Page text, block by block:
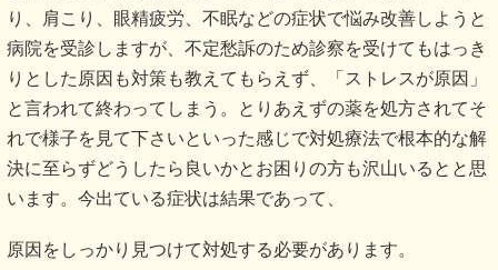
り、肩こり、眼精疲労、不眠などの症状で悩み改善しようと
病院を受診しますが、不定愁訴のため診察を受けてもはっき
りとした原因も対策も教えてもらえず、「ストレスが原因」
と言われて終わってしまう。とりあえずの薬を処方されてそ
れで様子を見て下さいといった感じで対処療法で根本的な解
決に至らずどうしたら良いかとお困りの方も沢山いるとと思
います。今出ている症状は結果であって、
原因をしっかり見つけて対処する必要があります。